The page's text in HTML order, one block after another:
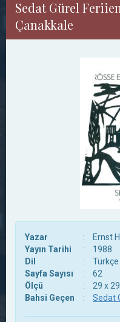
Sedat Gürel
Çanakkale
Yazar :
Ernst
Yayın Tarihi
:
1988
Dil
:
Türkçe
Sayfa Sayısı
:
62
Ölçü
:
29 x
Bahsi Geçen
: Sedat